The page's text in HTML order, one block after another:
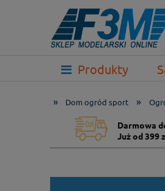
Produkty
Prezenty
» Dom ogród sport »
Darmowa
Już od 399